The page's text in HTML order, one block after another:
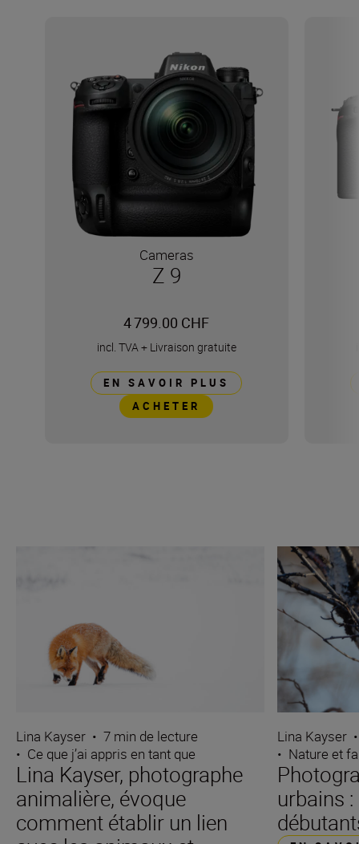
Cameras
Z 9
4 799.00 CHF
incl. TVA + Livraison gratuite
EN SAVOIR PLUS
ACHETER
Lina Kayser • 7 min de lecture
• Ce que j’ai appris en tant que
Lina Kayser, photographe
animalière, évoque
comment établir un lien
Lina Kayser •
• Nature et
urbains